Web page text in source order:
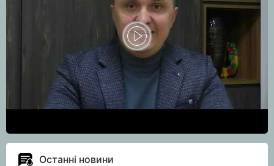
Останні новини